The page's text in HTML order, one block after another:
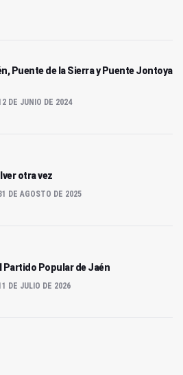
Puente de la Sierra y Puente Jontoya
DE JUNIO DE 2024
otra vez
DE AGOSTO DE 2025
Partido Popular de Jaén
DE JULIO DE 2026